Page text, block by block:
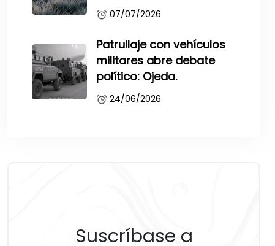
07/07/2026
Patrullaje con vehículos
militares abre debate
político: Ojeda.
24/06/2026
Suscríbase a